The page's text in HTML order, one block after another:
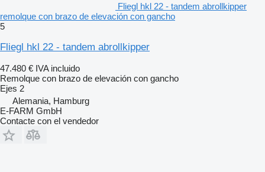
Fliegl hkl 22 - tandem abrollkipper
remolque con brazo de elevación con gancho
5
Fliegl hkl 22 - tandem abrollkipper
47.480 € IVA incluido
Remolque con brazo de elevación con gancho
Ejes 2
Alemania, Hamburg
E-FARM GmbH
Contacte con el vendedor